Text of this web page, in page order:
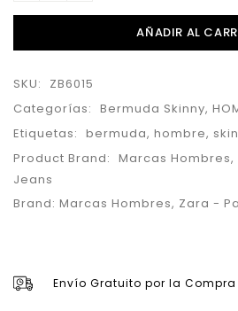
AÑADIR AL
SKU:
ZB6015
Categorías: Bermuda Skinny,
Etiquetas: bermuda, hombre,
Product Brand: Marcas Hombres,
Jeans
Brand: Marcas Hombres, Zara -
Envío Gratuito por la